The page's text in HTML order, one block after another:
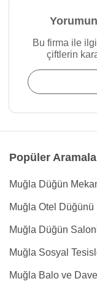
Bu firma ile
çiftlerin
Popüler
Muğla Düğün
Muğla Otel Düğünü
Muğla Düğün
Muğla Sosyal
Muğla Balo ve